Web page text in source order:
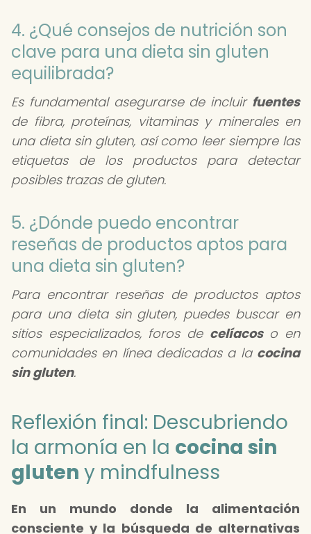
4. ¿Qué consejos de nutrición son
clave para una dieta sin gluten
equilibrada?
Es fundamental asegurarse de incluir fuentes
de fibra, proteínas, vitaminas y minerales en
una dieta sin gluten, así como leer siempre las
etiquetas de los productos para detectar
posibles trazas de gluten.
5. ¿Dónde puedo encontrar
reseñas de productos aptos para
una dieta sin gluten?
Para encontrar reseñas de productos aptos
para una dieta sin gluten, puedes buscar en
sitios especializados, foros de celíacoso en
comunidades en línea dedicadas a la cocina
sin gluten.
Reflexión final: Descubriendo
la armonía en la cocina sin
gluten y mindfulness
En un mundo donde la alimentación
consciente y la búsqueda de alternativas